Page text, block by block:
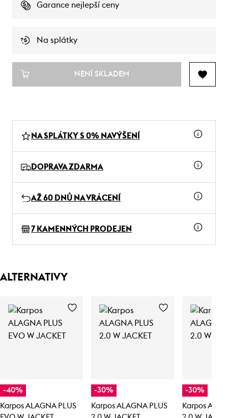
Garance nejlepší ceny
Na splátky
NENÍ SKLADEM
NA SPLÁTKY S 0% NAVÝŠENÍ
DOPRAVA ZDARMA
AŽ 60 DNŮ NA VRÁCENÍ
7 KAMENNÝCH PRODEJEN
ALTERNATIVY
-40%
Karpos ALAGNA PLUS
-30%
Karpos ALAGNA PLUS
-30%
Karpos